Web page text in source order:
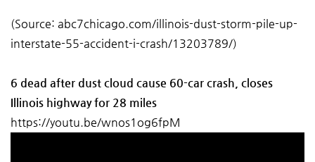
(Source: abc7chicago.com/illinois-dust-storm-pile-up-
interstate-55-accident-i-crash/13203789/)
6 dead after dust cloud cause 60-car crash, closes
Illinois highway for 28 miles
https://youtu.be/wnos1og6fpM